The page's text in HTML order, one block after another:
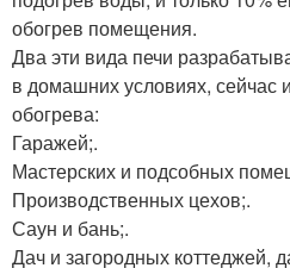
обогрев помещения.
Два эти вида печи
в домашних условиях, сейчас
обогрева:
Гаражей;.
Мастерских и подсобных
Производственных цехов;.
Саун и бань;.
Дач и загородных коттеджей,